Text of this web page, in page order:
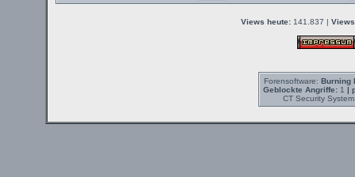
Views heute: 141.837 |
Forensoftware: Burning
Geblockte Angriffe:1 |
CT Security